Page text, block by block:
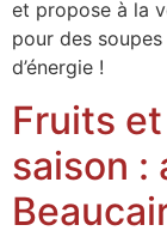
et propose à la
pour des
d’énergie !
Fruits
saison :